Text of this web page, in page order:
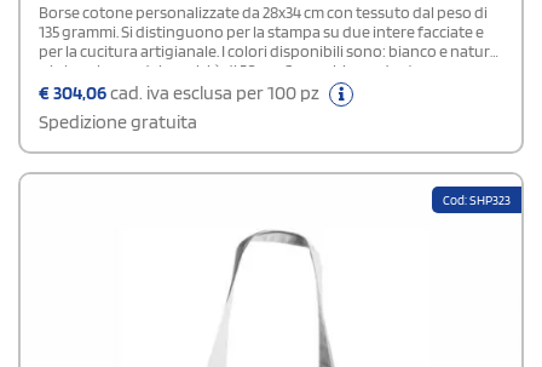
Borse cotone personalizzate da 28x34 cm con tessuto dal peso di
135 grammi. Si distinguono per la stampa su due intere facciate e
per la cucitura artigianale. I colori disponibili sono: bianco e natural
e la lunghezza dei manici è di 50 cm. Se cerchi un gdget
promozionale fantasioso e gradito per il tuo negozio, queste
shopper full print rispondono ai tuoi desideri.
€304,06cad. iva esclusa per 100 pz
Spedizione gratuita
Cod: SHP323